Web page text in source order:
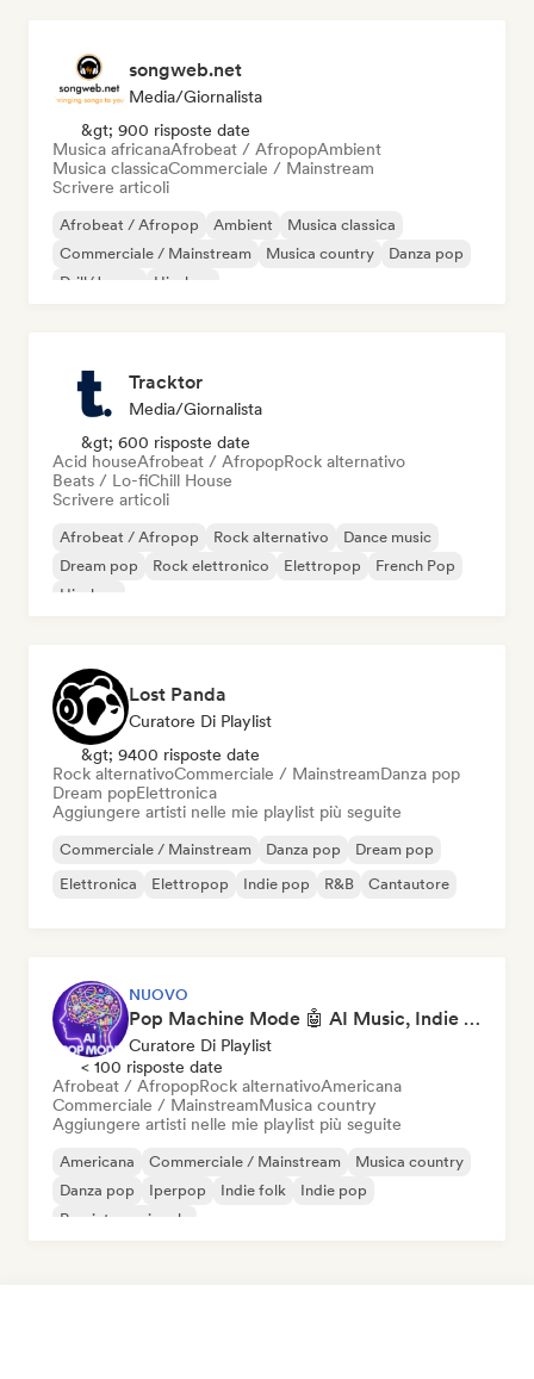
songweb.net
Media/Giornalista
&gt; 900 risposte date
Musica africanaAfrobeat / AfropopAmbient
Musica classicaCommerciale / Mainstream
Scrivere articoli
Afrobeat / Afropop Ambient
Musica classica
Commerciale / Mainstream
Musica country
Danza pop
Drill/Jersey
Hip-hop
Tracktor
Media/Giornalista
&gt; 600 risposte date
Acid houseAfrobeat / AfropopRock alternativo
Beats / Lo-fiChill House
Scrivere articoli
Afrobeat / Afropop Rock alternativo
Dance music
Dream pop
Rock elettronico Elettropop
French Pop
Hip-hop
Lost Panda
Curatore Di Playlist
&gt; 9400 risposte date
Rock alternativoCommerciale / MainstreamDanza pop
Dream popElettronica
Aggiungere artisti nelle mie playlist più seguite
Commerciale / Mainstream Danza pop
Dream pop
Elettronica
Elettropop Indie pop R&B Cantautore
NUOVO
Pop Machine Mode 🤖 AI Music, Indie Pop & Dream Pop
Curatore Di Playlist
< 100 risposte date
Afrobeat / AfropopRock alternativoAmericana
Commerciale / MainstreamMusica country
Aggiungere artisti nelle mie playlist più seguite
Americana Commerciale / Mainstream
Musica country
Danza pop
Iperpop Indie folk
Indie pop
Pop internazionale